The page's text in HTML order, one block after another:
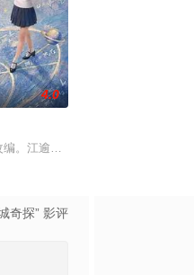
蓬头垢面口
的20集乡村振兴主题剧集。该剧聚
小被父母忽视，在艰苦环境中长大
4.0
。江逾白长大以后，林知夏忽然
奇探” 影评